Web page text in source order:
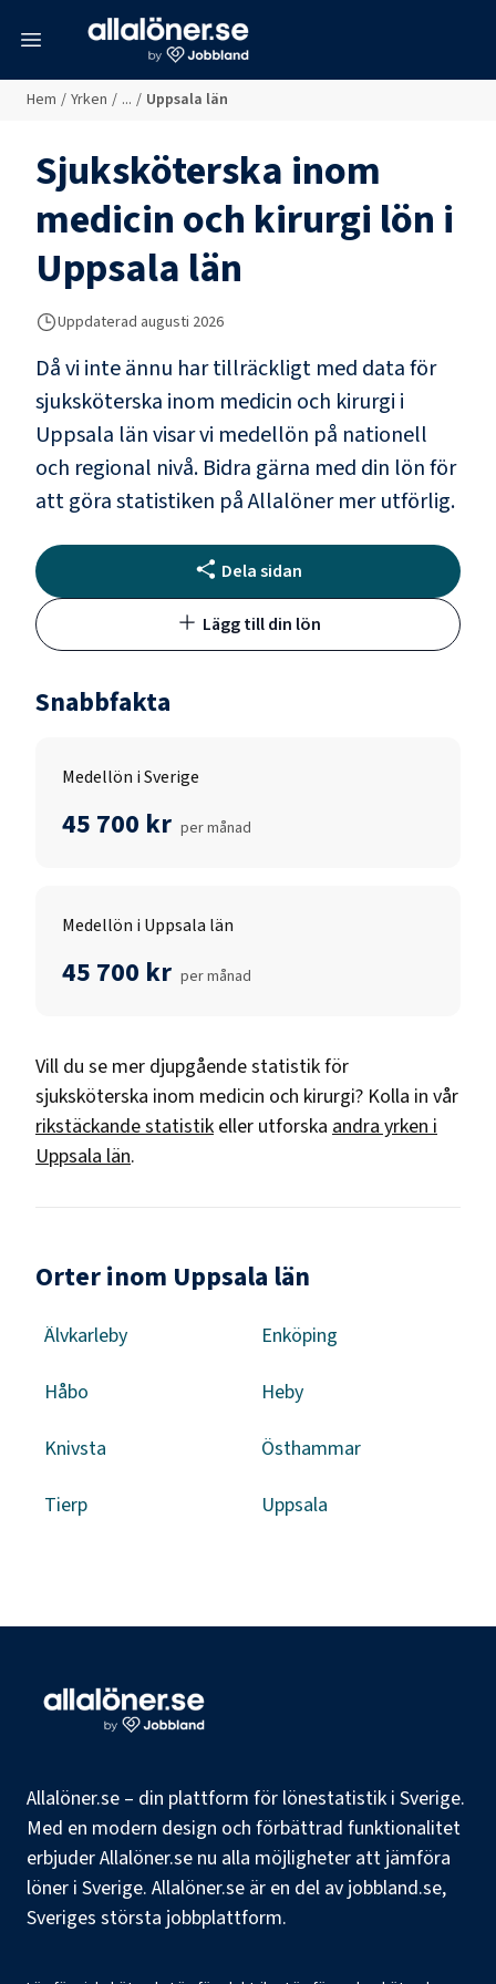
Hem / Yrken / ... / Uppsala län
Sjuksköterska inom
medicin och kirurgi lön i
Uppsala län
Uppdaterad augusti 2026
Då vi inte ännu har tillräckligt med data för
sjuksköterska inom medicin och kirurgi i
Uppsala länvisar vi medellön på nationell
och regional nivå. Bidra gärna med din lön för
att göra statistiken på Allalöner mer utförlig.
Dela sidan
Lägg till din lön
Snabbfakta
Medellön i Sverige
45 700 kr per månad
Medellön i Uppsala län
45 700 kr per månad
Vill du se mer djupgående statistik för
sjuksköterska inom medicin och kirurgi? Kolla in vår
rikstäckande statistik eller utforska andra yrken i
Uppsala län.
Orter inom Uppsala län
Älvkarleby Enköping
Håbo Heby
Knivsta Östhammar
Tierp Uppsala
Allalöner.se – din plattform för lönestatistik i Sverige.
Med en modern design och förbättrad funktionalitet
erbjuder Allalöner.se nu alla möjligheter att jämföra
löner i Sverige. Allalöner.se är en del av jobbland.se,
Sveriges största jobbplattform.